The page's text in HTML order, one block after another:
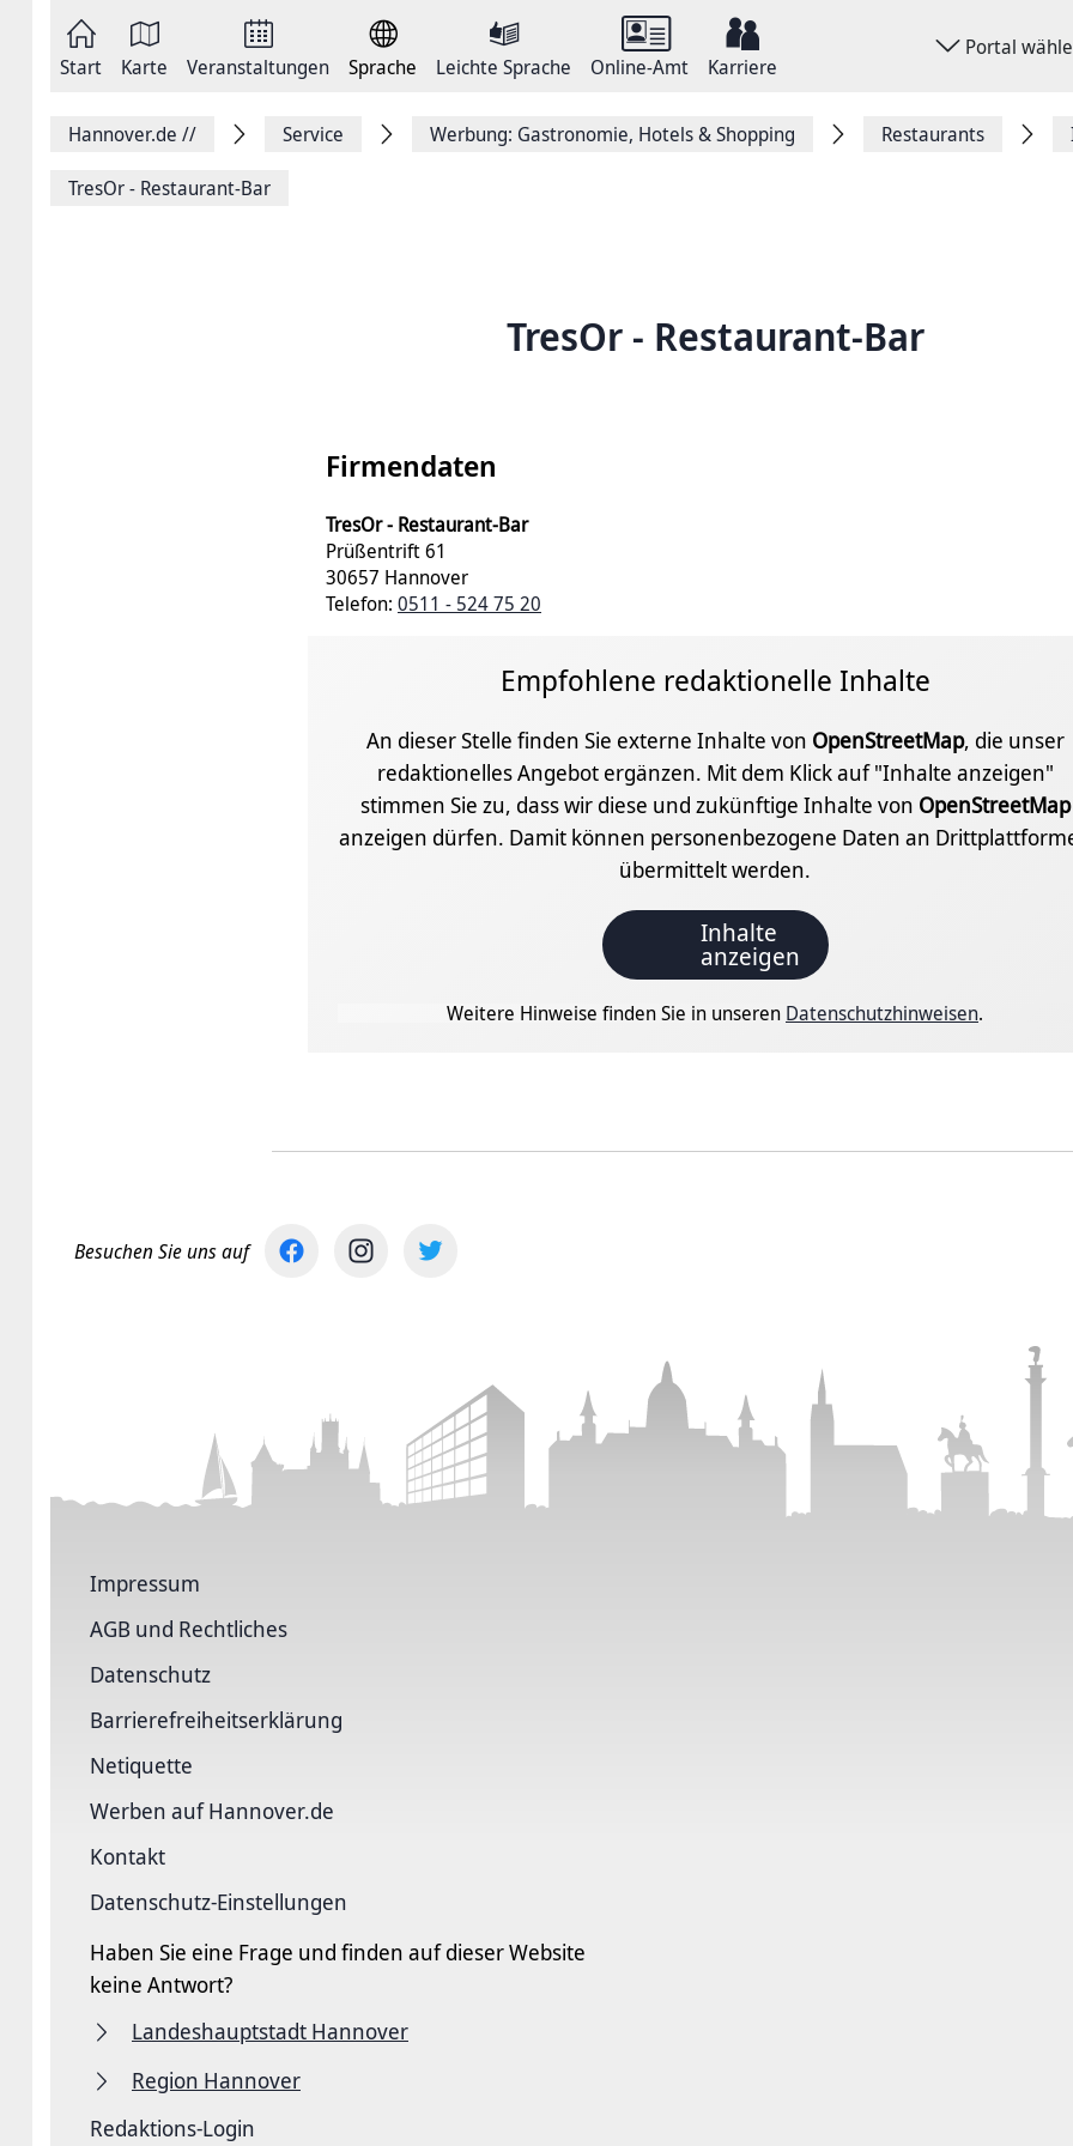
springen
Start Karte Veranstaltungen Sprache Leichte Sprache Online-Amt Karriere
Portal
FacebookHannover.de // Service Werbung: Gastronomie, Hotels & Shopping Restaurants
TresOr - Restaurant-Bar
TresOr - Restaurant-Bar
Firmendaten
TresOr - Restaurant-Bar
Prüßentrift 61
30657 Hannover
Telefon: 0511 - 524 75 20
Empfohlene redaktionelle Inhalte
An dieser Stelle finden Sie externe Inhalte von OpenStreetMap, die unser
redaktionelles Angebot ergänzen. Mit dem Klick auf "Inhalte anzeigen"
stimmen Sie zu, dass wir diese und zukünftige Inhalte von OpenStreetMap
anzeigen dürfen. Damit können personenbezogene Daten an
übermittelt werden.
Inhalte
anzeigen
Weitere Hinweise finden Sie in unseren Datenschutzhinweisen.
Besuchen Sie uns auf
Impressum
AGB und Rechtliches
Datenschutz
Barriere­freiheits­erklärung
Netiquette
Werben auf Hannover.de
Kontakt
Datenschutz-Einstellungen
Haben Sie eine Frage und finden auf dieser Website
keine Antwort?
Landeshauptstadt Hannover
Region Hannover
Redaktions-Login